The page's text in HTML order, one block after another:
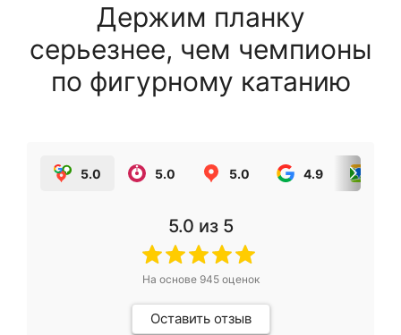
Держим планку
серьезнее, чем чемпионы
по фигурному катанию
5.0 5.0 5.0 4.9
5.0 из 5
На основе 945оценок
Оставить отзыв